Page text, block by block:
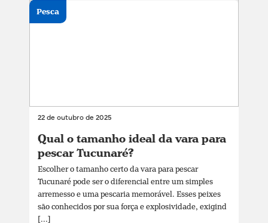
22 de outubro de 2025
Qual o tamanho ideal da vara para
pescar Tucunaré?
Escolher o tamanho certo da vara para pescar
Tucunaré pode ser o diferencial entre um simples
arremesso e uma pescaria memorável. Esses peixes
são conhecidos por sua força e explosividade, exigind
[...]
Pesca